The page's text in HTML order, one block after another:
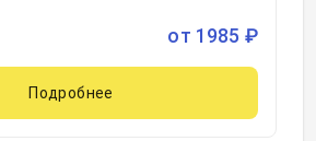
от 1985 ₽
Подробнее